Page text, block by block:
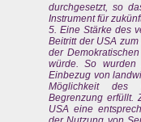
durchgesetzt, so
Instrument für
5. Eine Stärke des
Beitritt der USA
der
würde. So wurden
Einbezug von
Möglichkeit des
Begrenzung erfüllt.
USA eine